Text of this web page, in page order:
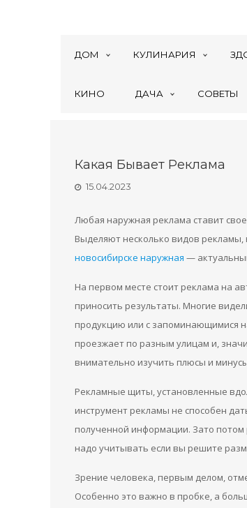
ДОМ КУЛИНАРИЯ
КИНО ДАЧА СОВЕТЫ
Какая Бывает Реклама
15.04.2023
Любая наружная реклама ставит
Выделяют несколько видов
новосибирске наружная —
На первом месте стоит реклама на
приносить результаты. Многие
продукцию или с запоминающимися
проезжает по разным улицам и,
внимательно изучить плюсы и
Рекламные щиты, установленные
инструмент рекламы не способен
полученной информации. Зато
надо учитывать если вы решите
Зрение человека, первым делом,
Особенно это важно в пробке, а